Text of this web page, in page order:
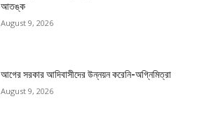
আতঙ্ক
August 9, 2026
আগের সরকার আদিবাসীদের উন্নয়ন করেনি-অগ্নিমিত্রা
August 9, 2026